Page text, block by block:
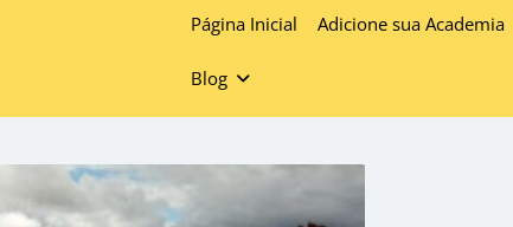
Página Inicial Adicione sua Academia
Blog